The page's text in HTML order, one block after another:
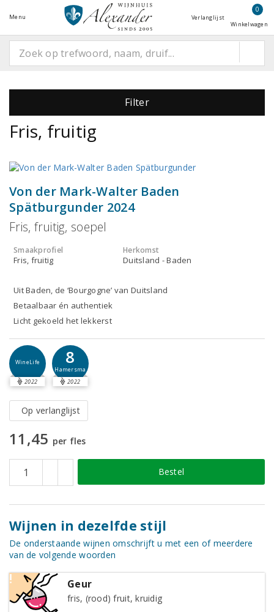
Menu Verlanglijst
0
Winkelwagen
Filter
Fris, fruitig
Von der Mark-Walter Baden
Spätburgunder 2024
Fris, fruitig, soepel
Smaakprofiel
Fris, fruitig
Herkomst
Duitsland - Baden
Uit Baden, de ‘Bourgogne’ van Duitsland
Betaalbaar én authentiek
Licht gekoeld het lekkerst
WineLife
2022
8
Hamersma
2022
Op verlanglijst
11,45 per fles
Bestel
Wijnen in dezelfde stijl
De onderstaande wijnen omschrijft u met een of meerdere
van de volgende woorden
Geur
fris, (rood) fruit, kruidig